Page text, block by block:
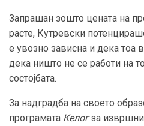
Запрашан зошто цената на
расте, Кутревски
е увозно зависна и дека тоа
дека ништо не се работи на
состојбата.
За надградба на своето
програмата Келогза